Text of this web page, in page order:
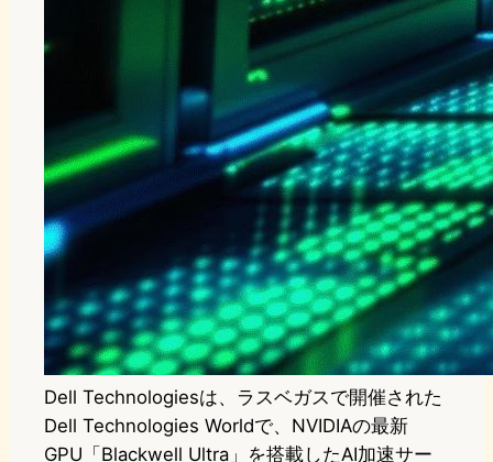
Dell Technologiesは、ラスベガスで開催された
Dell Technologies Worldで、NVIDIAの最新
GPU「Blackwell Ultra」を搭載したAI加速サー